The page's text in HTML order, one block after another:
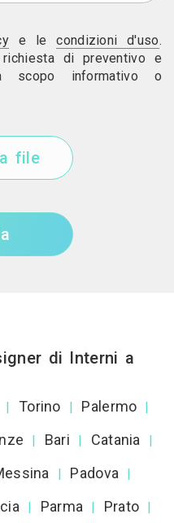
e lecondizioni d'uso.
di preventivo e
informativo o
file
di Interni a
| Torino | Palermo |
| Bari | Catania |
| Padova |
| Parma | Prato |